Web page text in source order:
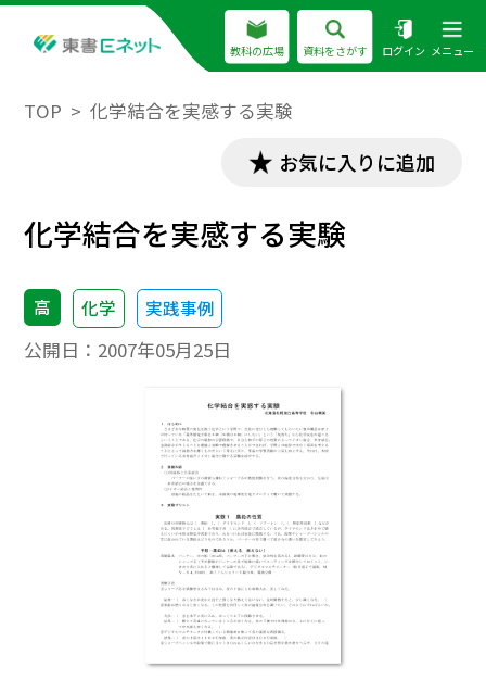
教科の広場 資料をさがす ログイン メニュー
TOP 化学結合を実感する実験
お気に入りに追加
化学結合を実感する実験
高 化学 実践事例
公開日： 2007年05月25日